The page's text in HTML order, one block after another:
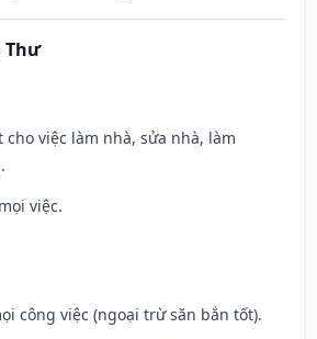
Thư
cho việc làm nhà, sửa nhà, làm
việc.
công việc (ngoại trừ săn bắn tốt).